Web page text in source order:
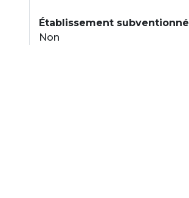
Établissement subventionné
Non